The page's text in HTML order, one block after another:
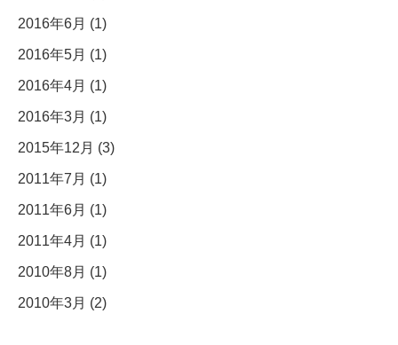
2016年6月 (1)
2016年5月 (1)
2016年4月 (1)
2016年3月 (1)
2015年12月 (3)
2011年7月 (1)
2011年6月 (1)
2011年4月 (1)
2010年8月 (1)
2010年3月 (2)